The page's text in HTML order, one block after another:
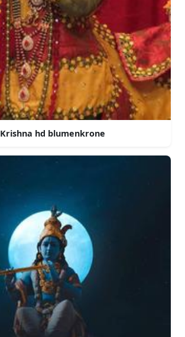
Krishna hd blumenkrone